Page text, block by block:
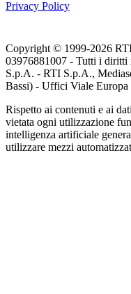
Privacy Policy
Copyright © 1999-2026
03976881007 - Tutti i diritti
S.p.A. - RTI S.p.A.,
Bassi) - Uffici Viale
Rispetto ai contenuti e ai
vietata ogni utilizzazione
intelligenza artificiale
utilizzare mezzi